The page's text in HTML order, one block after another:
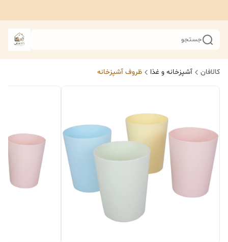
جستجو
کالافان آشپزخانه و غذا ظروف آشپزخانه